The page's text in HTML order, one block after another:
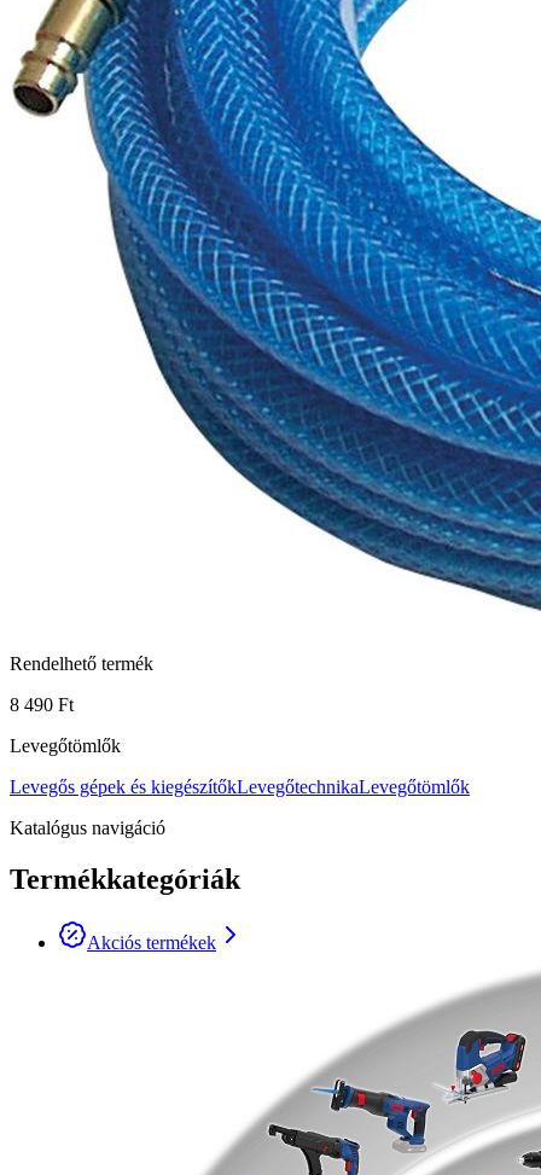
Rendelhető termék
8 490 Ft
Levegőtömlők
Levegős gépek és kiegészítőkLevegőtechnikaLevegőtömlők
Katalógus navigáció
Termékkategóriák
Akciós termékek